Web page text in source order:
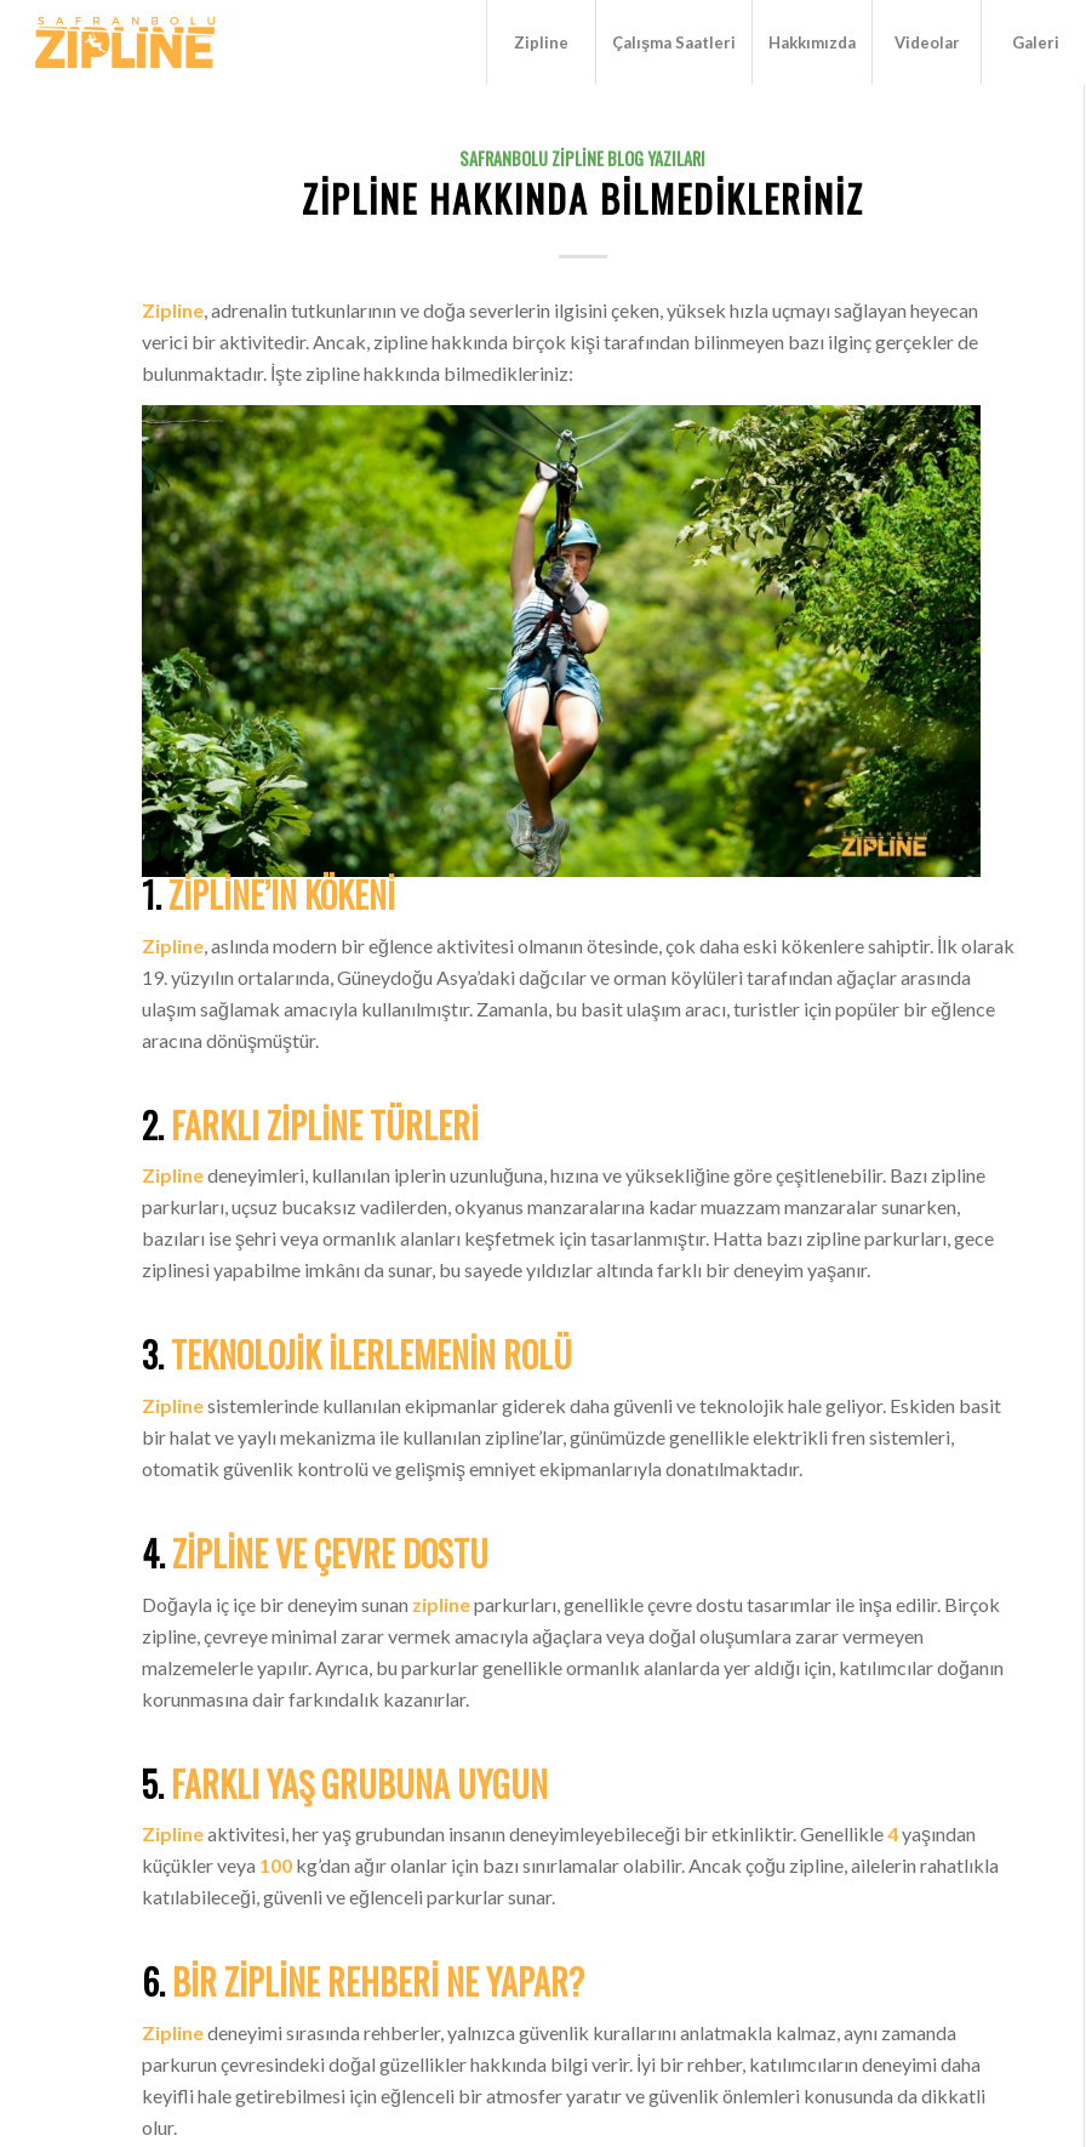
Zipline Çalışma Saatleri Hakkımızda Videolar Galeri
SAFRANBOLU ZIPLINE BLOG YAZILARI
ZIPLINE HAKKINDA BILMEDIKLERINIZ
Zipline , adrenalin tutkunlarının ve doğa severlerin ilgisini çeken, yüksek hızla uçmayı sağlayan heyecan
verici bir aktivitedir. Ancak, zipline hakkında birçok kişi tarafından bilinmeyen bazı ilginç gerçekler de
bulunmaktadır. İşte zipline hakkında bilmedikleriniz:
1.ZIPLINE’IN KÖKENI
Zipline , aslında modern bir eğlence aktivitesi olmanın ötesinde, çok daha eski kökenlere sahiptir. İlk olarak
19. yüzyılın ortalarında, Güneydoğu Asya’daki dağcılar ve orman köylüleri tarafından ağaçlar arasında
ulaşım sağlamak amacıyla kullanılmıştır. Zamanla, bu basit ulaşım aracı, turistler için popüler bir eğlence
aracına dönüşmüştür.
2.FARKLI ZIPLINE TÜRLERI
Ziplinedeneyimleri, kullanılan iplerin uzunluğuna, hızına ve yüksekliğine göre çeşitlenebilir. Bazı zipline
parkurları, uçsuz bucaksız vadilerden, okyanus manzaralarına kadar muazzam manzaralar sunarken,
bazıları ise şehri veya ormanlık alanları keşfetmek için tasarlanmıştır. Hatta bazı zipline parkurları, gece
ziplinesi yapabilme imkânı da sunar, bu sayede yıldızlar altında farklı bir deneyim yaşanır.
3.TEKNOLOJIK İLERLEMENIN ROLÜ
Ziplinesistemlerinde kullanılan ekipmanlar giderek daha güvenli ve teknolojik hale geliyor. Eskiden basit
bir halat ve yaylı mekanizma ile kullanılan zipline’lar, günümüzde genellikle elektrikli fren sistemleri,
otomatik güvenlik kontrolü ve gelişmiş emniyet ekipmanlarıyla donatılmaktadır.
4.ZIPLINE VE ÇEVRE DOSTU
Doğayla iç içe bir deneyim sunan ziplineparkurları, genellikle çevre dostu tasarımlar ile inşa edilir. Birçok
zipline, çevreye minimal zarar vermek amacıyla ağaçlara veya doğal oluşumlara zarar vermeyen
malzemelerle yapılır. Ayrıca, bu parkurlar genellikle ormanlık alanlarda yer aldığı için, katılımcılar doğanın
korunmasına dair farkındalık kazanırlar.
5.FARKLI YAŞ GRUBUNA UYGUN
Ziplineaktivitesi, her yaş grubundan insanın deneyimleyebileceği bir etkinliktir. Genellikle4yaşından
küçükler veya 100 kg’dan ağır olanlar için bazı sınırlamalar olabilir. Ancak çoğu zipline, ailelerin rahatlıkla
katılabileceği, güvenli ve eğlenceli parkurlar sunar.
6.BIR ZIPLINE REHBERI NE YAPAR?
Ziplinedeneyimi sırasında rehberler, yalnızca güvenlik kurallarını anlatmakla kalmaz, aynı zamanda
parkurun çevresindeki doğal güzellikler hakkında bilgi verir. İyi bir rehber, katılımcıların deneyimi daha
keyifli hale getirebilmesi için eğlenceli bir atmosfer yaratır ve güvenlik önlemleri konusunda da dikkatli
olur.